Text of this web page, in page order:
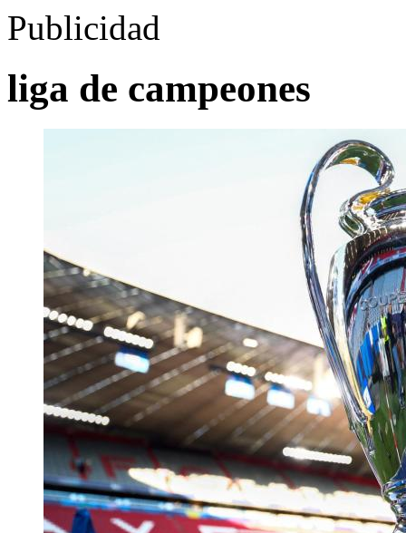
Publicidad
liga de campeones